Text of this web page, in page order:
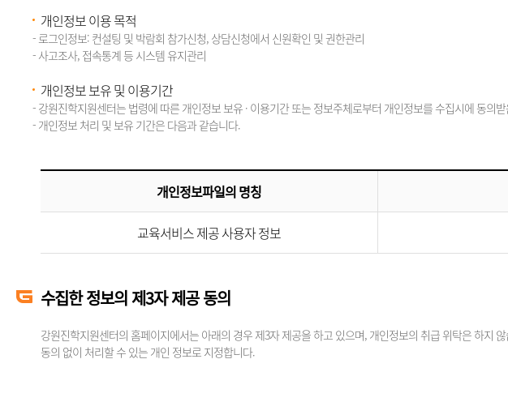
개인정보 이용 목적
- 로그인정보: 컨설팅 및 박람회 참가신청, 상담신청에서 신원확인 및 권한관리
- 사고조사, 접속통계 등 시스템 유지관리
개인정보 보유 및 이용기간
- 강원진학지원센터는 법령에 따른 개인정보 보유 · 이용기간 또는 정보주체로부터 개인정보를 수집시에 동의
- 개인정보 처리 및 보유 기간은 다음과 같습니다.
개인정보파일의 명칭
교육서비스 제공 사용자 정보
수집한 정보의 제3자 제공 동의
강원진학지원센터의 홈페이지에서는 아래의 경우 제3자 제공을 하고 있으며, 개인정보의 취급 위탁은 하지
동의 없이 처리할 수 있는 개인 정보로 지정합니다.